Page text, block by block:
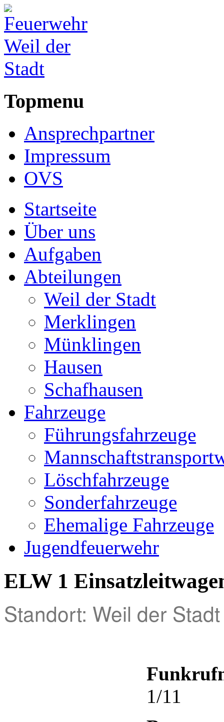
Topmenu
Ansprechpartner
Impressum
OVS
Startseite
Über uns
Aufgaben
Abteilungen
Weil der Stadt
Merklingen
Münklingen
Hausen
Schafhausen
Fahrzeuge
Führungsfahrzeuge
Löschfahrzeuge
Sonderfahrzeuge
Ehemalige Fahrzeuge
Jugendfeuerwehr
ELW 1
Standort: Weil der Stadt
1/11